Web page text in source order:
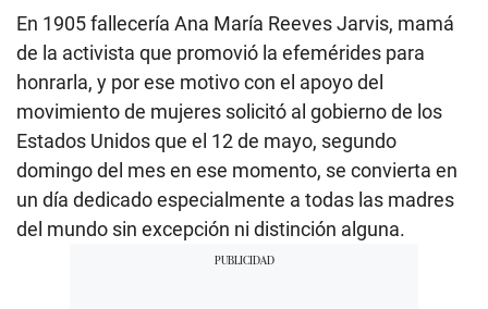
En 1905 fallecería Ana María Reeves Jarvis, mamá
de la activista que promovió la efemérides para
honrarla, y por ese motivo con el apoyo del
movimiento de mujeres solicitó al gobierno de los
Estados Unidos que el 12 de mayo, segundo
domingo del mes en ese momento, se convierta en
un día dedicado especialmente a todas las madres
del mundo sin excepción ni distinción alguna.